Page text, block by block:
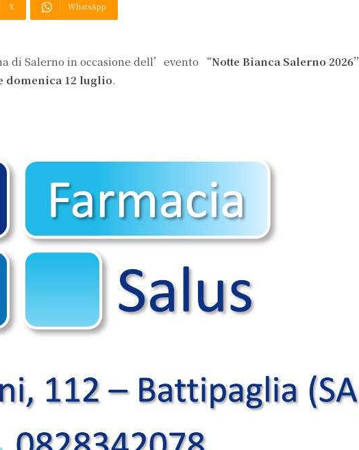
X WhatsApp
di Salerno in occasione dell’evento “Notte Bianca Salerno 2026”
domenica 12 luglio.